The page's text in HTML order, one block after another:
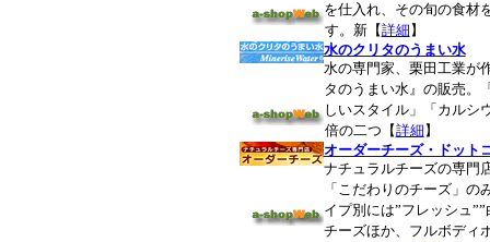
を仕入れ、その旬の食材
す。新【詳細 】
水のクリタのうまい水
水の専門家、栗田工業が
タのうまい水』の販売。
しいスタイル」「カルシ
倍の二つ【詳細 】
オーダーチーズ・ドット
ナチュラルチーズの専門
「こだわりのチーズ」の
イプ別には”フレッシュ
チーズほか、フルボディ